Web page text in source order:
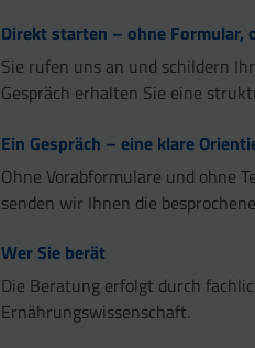
Direkt starten – ohne Formular,
Sie rufen uns an und schildern
Gespräch erhalten Sie eine
Ein Gespräch – eine klare
Ohne Vorabformulare und ohne
senden wir Ihnen die
Wer Sie berät
Die Beratung erfolgt durch
Ernährungswissenschaft.